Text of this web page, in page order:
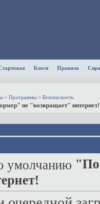
Блоги Правила
> Программы > Безопасность
не "возвращает" интернет!